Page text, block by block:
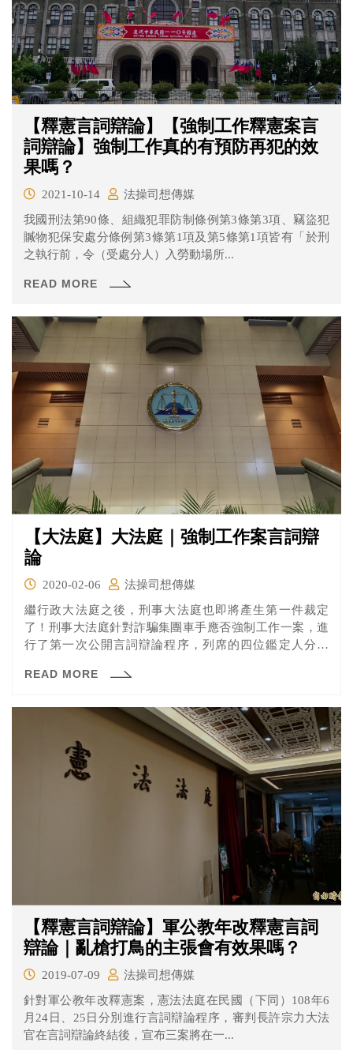
【釋憲言詞辯論】【強制工作釋憲案言
詞辯論】強制工作真的有預防再犯的效
果嗎？
2021-10-14
法操司想傳媒
我國刑法第90條、組織犯罪防制條例第3條第3項、竊盜犯
贓物犯保安處分條例第3條第1項及第5條第1項皆有「於刑
之執行前，令（受處分人）入勞動場所...
READ MORE
【大法庭】大法庭｜強制工作案言詞辯
論
2020-02-06
法操司想傳媒
繼行政大法庭之後，刑事大法庭也即將產生第一件裁定
了！刑事大法庭針對詐騙集團車手應否強制工作一案，進
行了第一次公開言詞辯論程序，列席的四位鑑定人分別
READ MORE
【釋憲言詞辯論】軍公教年改釋憲言詞
辯論｜亂槍打鳥的主張會有效果嗎？
2019-07-09
法操司想傳媒
針對軍公教年改釋憲案，憲法法庭在民國（下同）108年6
月24日、25日分別進行言詞辯論程序，審判長許宗力大法
官在言詞辯論終結後，宣布三案將在一...